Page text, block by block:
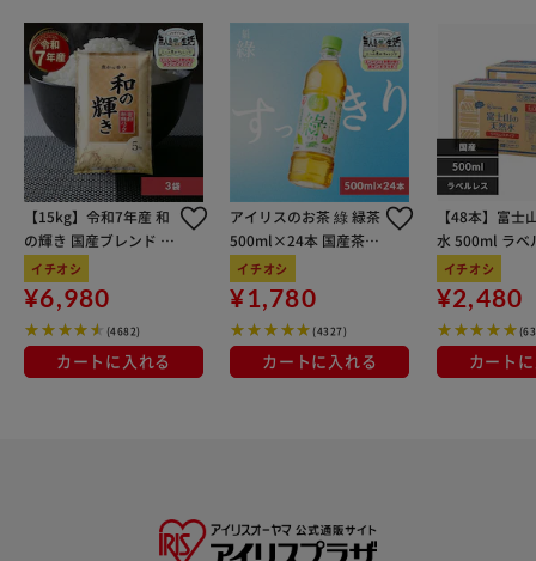
【15kg】令和7年産 和
の輝き 国産ブレンド 5
kg×3袋
イチオシ
¥6,980
(4682)
カートに入れる
アイリスのお茶 綠 緑茶
500ml×24本 国産茶葉
100％使用
イチオシ
¥1,780
(4327)
カートに入れる
【48本】富士
水 500ml ラベ
イチオシ
¥2,480
カート